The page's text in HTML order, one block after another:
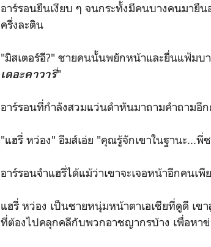
อาร์รอนยืนเงียบ ๆ จนกระทั้งมีคนบางคนมายื
ครึ่งละติน
"มิสเตอร์อี?" ชายคนนั้นพยักหน้าและยื่นแฟ้มบ
เดอะคาวารี่"
อาร์รอนที่กำลังสวมแว่นดำหันมาถามคำถามอี
"แฮรี่ หว่อง" อีมส์เอ่ย "คุณรู้จักเขาในฐานะ...
อาร์รอนจำแฮรี่ได้แม้ว่าเขาจะเจอหน้าอีกคนเพี
แฮรี่ หว่อง เป็นชายหนุ่มหน้าตาเอเชียที่ดูดี เข
ที่ต้องไปคลุกคลีกับพวกอาชญากรบ้าง เพื่อหาข่